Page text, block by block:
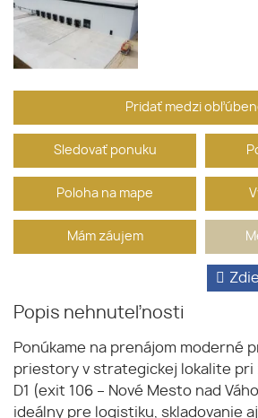
Pridať medzi
Sledovať ponuku
Poloha na mape
Mám záujem
Popis nehnuteľnosti
Ponúkame na prenájom moderné
priestory v strategickej lokalite pri
D1 (exit 106 – Nové Mesto nad
ideálny pre logistiku, skladovanie